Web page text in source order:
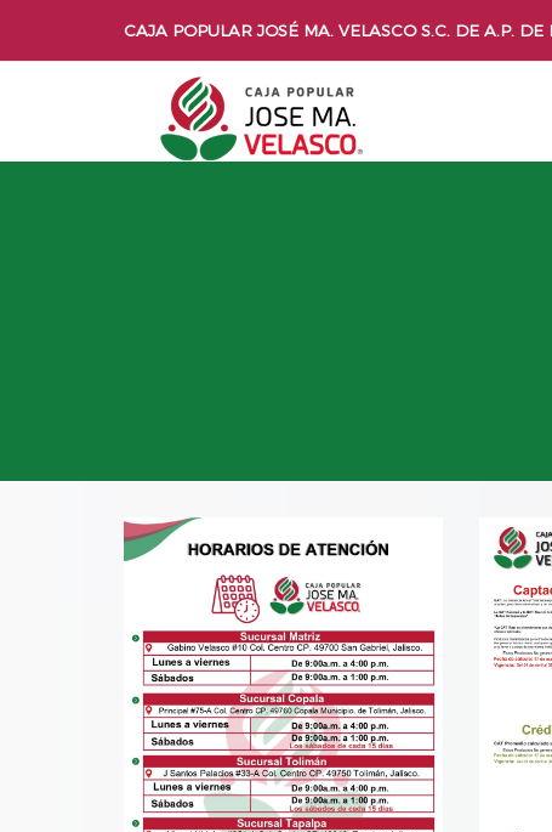
CAJA POPULAR JOSÉ MA. VELASCO S.C. DE A.P. DE